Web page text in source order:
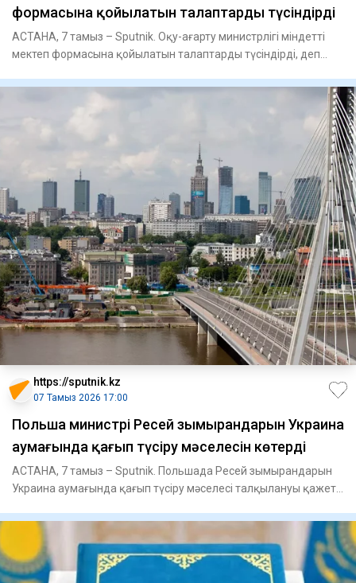
формасына қойылатын талаптарды түсіндірді
АСТАНА, 7 тамыз – Sputnik. Оқу-ағарту министрлігі міндетті
мектеп формасына қойылатын талаптарды түсіндірді, деп
https://sputnik.kz
07 Тамыз 2026 17:00
Польша министрі Ресей зымырандарын Украина
аумағында қағып түсіру мәселесін көтерді
АСТАНА, 7 тамыз – Sputnik. Польшада Ресей зымырандарын
Украина аумағында қағып түсіру мәселесі талқылануы қажет,